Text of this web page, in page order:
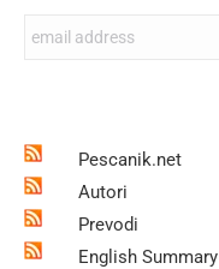
Pescanik.net
Autori
Prevodi
English Summary